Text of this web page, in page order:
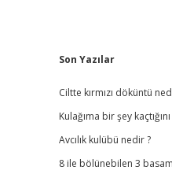
Sidebar
Son Yazılar
Ciltte kırmızı döküntü
Kulağıma bir şey
Avcılık kulübü nedir ?
8 ile bölünebilen 3
hiltonbetvdcasino güncel